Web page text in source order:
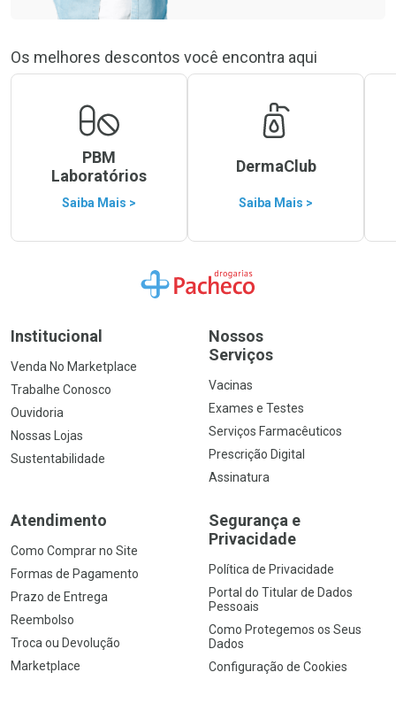
Os melhores descontos você encontra aqui
PBM
Laboratórios
Saiba Mais >
DermaClub
Saiba Mais >
Ir para a Home
Institucional
Venda No Marketplace
Trabalhe Conosco
Ouvidoria
Nossas Lojas
Sustentabilidade
Nossos
Serviços
Vacinas
Exames e Testes
Serviços Farmacêuticos
Prescrição Digital
Assinatura
Atendimento
Como Comprar no Site
Formas de Pagamento
Prazo de Entrega
Reembolso
Troca ou Devolução
Marketplace
Segurança e
Privacidade
Política de Privacidade
Portal do Titular de Dados
Pessoais
Como Protegemos os Seus
Dados
Configuração de Cookies